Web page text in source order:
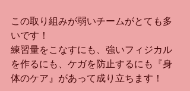
この取り組みが弱いチームがとても多
いです！
練習量をこなすにも、強いフィジカル
を作るにも、ケガを防止するにも『身
体のケア』があって成り立ちます！